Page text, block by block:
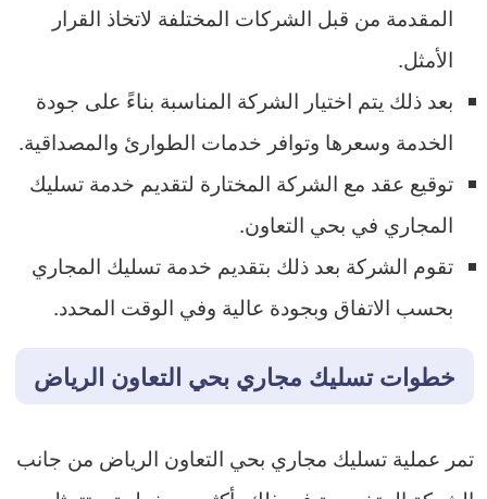
المقدمة من قبل الشركات المختلفة لاتخاذ القرار
الأمثل.
بعد ذلك يتم اختيار الشركة المناسبة بناءً على جودة
الخدمة وسعرها وتوافر خدمات الطوارئ والمصداقية.
توقيع عقد مع الشركة المختارة لتقديم خدمة تسليك
المجاري في بحي التعاون.
تقوم الشركة بعد ذلك بتقديم خدمة تسليك المجاري
بحسب الاتفاق وبجودة عالية وفي الوقت المحدد.
خطوات تسليك مجاري بحي التعاون الرياض
تمر عملية تسليك مجاري بحي التعاون الرياض من جانب